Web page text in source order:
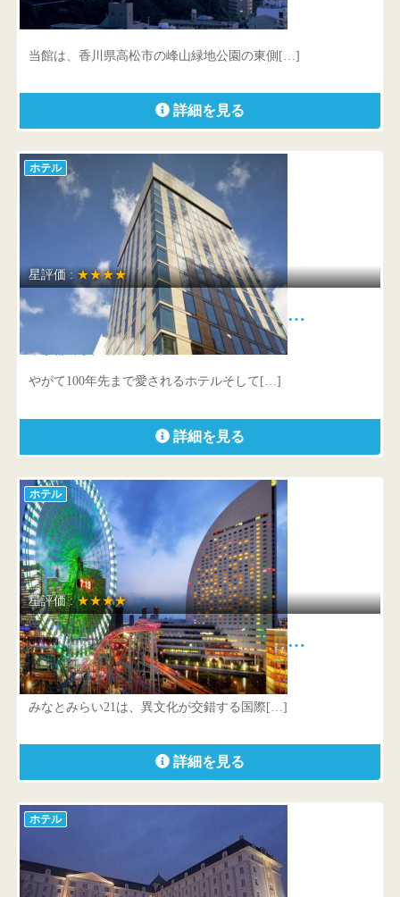
香川県 高松市西宝町3丁目5番10号
当館は、香川県高松市の峰山緑地公園の東側[…]
詳細を見る
ホテル
星評価 :★★★★
ホテル ザ セレスティン銀座 …
東京都 中央区銀座8丁目4-22
やがて100年先まで愛されるホテルそして[…]
詳細を見る
ホテル
星評価 :★★★★
ヨコハマ グランド インターコン…
神奈川県 横浜市西区みなとみらい1-1-1
みなとみらい21は、異文化が交錯する国際[…]
詳細を見る
ホテル